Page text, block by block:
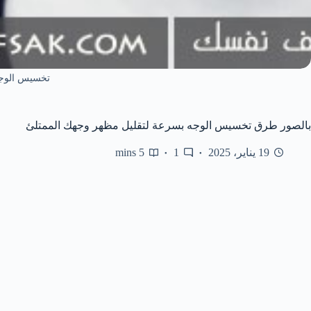
تخسيس
بالصور طرق تخسيس الوجه بسرعة لتقليل مظهر وجهك الممتلئ
19 يناير، 2025 1
5 mins